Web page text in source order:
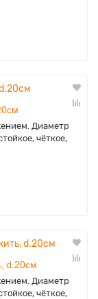
Диаметр
чёткое,
d.20см
Диаметр
чёткое,